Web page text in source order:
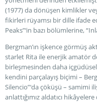
(1977) da dönüşen kimlikler
fikirleri rüyamsı bir dille ifade
Peaks”‘in bazı bölümlerine,
Bergman’ın işkence görmüş
starlet Rita ile enerjik amatör
birleşmesinden daha
kendini parçalayış biçimi –
Silencio”‘da çöküşü – samimi
anlattığımız aldatıcı